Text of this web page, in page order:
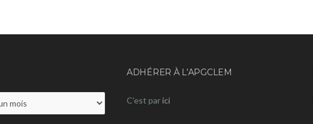
ADHÉRER À L’APGCLEM
C’est parici